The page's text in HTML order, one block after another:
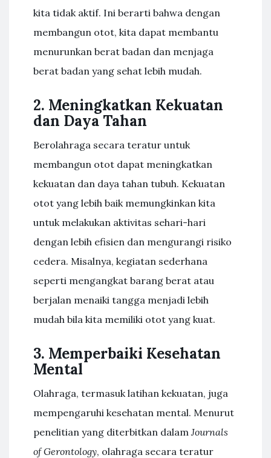
kita tidak aktif. Ini berarti bahwa dengan
membangun otot, kita dapat membantu
menurunkan berat badan dan menjaga
berat badan yang sehat lebih mudah.
2. Meningkatkan Kekuatan
dan Daya Tahan
Berolahraga secara teratur untuk
membangun otot dapat meningkatkan
kekuatan dan daya tahan tubuh. Kekuatan
otot yang lebih baik memungkinkan kita
untuk melakukan aktivitas sehari-hari
dengan lebih efisien dan mengurangi risiko
cedera. Misalnya, kegiatan sederhana
seperti mengangkat barang berat atau
berjalan menaiki tangga menjadi lebih
mudah bila kita memiliki otot yang kuat.
3. Memperbaiki Kesehatan
Mental
Olahraga, termasuk latihan kekuatan, juga
mempengaruhi kesehatan mental. Menurut
penelitian yang diterbitkan dalam Journals
of Gerontology, olahraga secara teratur